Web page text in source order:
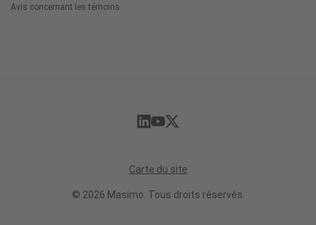
Avis concernant les témoins
Carte du site
© 2026 Masimo. Tous droits réservés.